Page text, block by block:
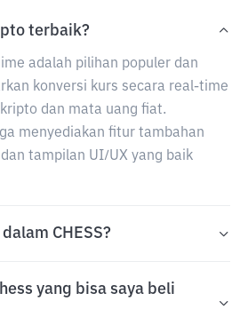
terbaik?
adalah pilihan populer dan
konversi kurs secara real-time
dan mata uang fiat.
menyediakan fitur tambahan
tampilan UI/UX yang baik
CHESS?
yang bisa saya beli